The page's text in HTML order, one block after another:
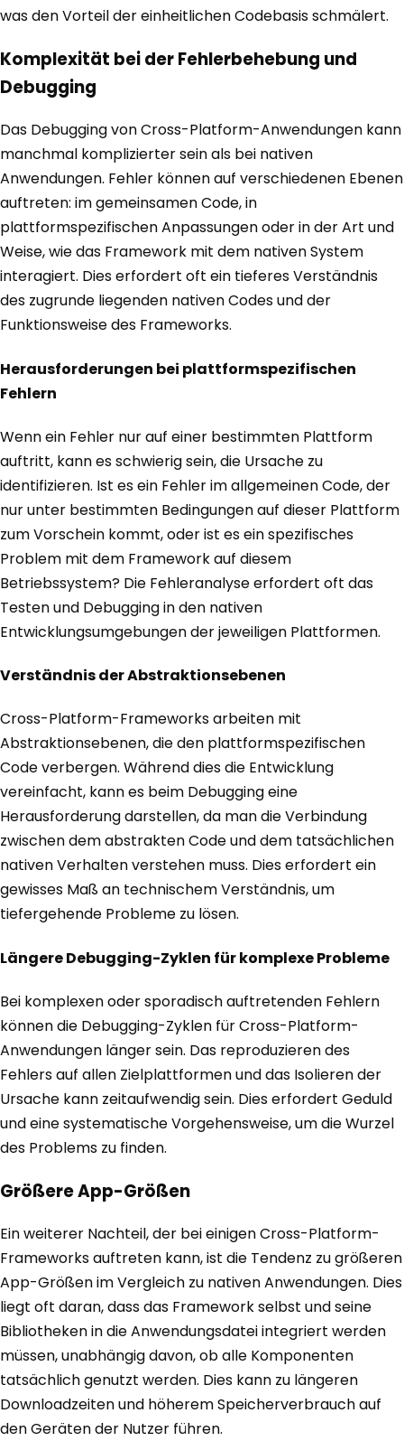
was den Vorteil der einheitlichen Codebasis schmälert.
Komplexität bei der Fehlerbehebung und
Debugging
Das Debugging von Cross-Platform-Anwendungen kann
manchmal komplizierter sein als bei nativen
Anwendungen. Fehler können auf verschiedenen Ebenen
auftreten: im gemeinsamen Code, in
plattformspezifischen Anpassungen oder in der Art und
Weise, wie das Framework mit dem nativen System
interagiert. Dies erfordert oft ein tieferes Verständnis
des zugrunde liegenden nativen Codes und der
Funktionsweise des Frameworks.
Herausforderungen bei plattformspezifischen
Fehlern
Wenn ein Fehler nur auf einer bestimmten Plattform
auftritt, kann es schwierig sein, die Ursache zu
identifizieren. Ist es ein Fehler im allgemeinen Code, der
nur unter bestimmten Bedingungen auf dieser Plattform
zum Vorschein kommt, oder ist es ein spezifisches
Problem mit dem Framework auf diesem
Betriebssystem? Die Fehleranalyse erfordert oft das
Testen und Debugging in den nativen
Entwicklungsumgebungen der jeweiligen Plattformen.
Verständnis der Abstraktionsebenen
Cross-Platform-Frameworks arbeiten mit
Abstraktionsebenen, die den plattformspezifischen
Code verbergen. Während dies die Entwicklung
vereinfacht, kann es beim Debugging eine
Herausforderung darstellen, da man die Verbindung
zwischen dem abstrakten Code und dem tatsächlichen
nativen Verhalten verstehen muss. Dies erfordert ein
gewisses Maß an technischem Verständnis, um
tiefergehende Probleme zu lösen.
Längere Debugging-Zyklen für komplexe Probleme
Bei komplexen oder sporadisch auftretenden Fehlern
können die Debugging-Zyklen für Cross-Platform-
Anwendungen länger sein. Das reproduzieren des
Fehlers auf allen Zielplattformen und das Isolieren der
Ursache kann zeitaufwendig sein. Dies erfordert Geduld
und eine systematische Vorgehensweise, um die Wurzel
des Problems zu finden.
Größere App-Größen
Ein weiterer Nachteil, der bei einigen Cross-Platform-
Frameworks auftreten kann, ist die Tendenz zu größeren
App-Größen im Vergleich zu nativen Anwendungen. Dies
liegt oft daran, dass das Framework selbst und seine
Bibliotheken in die Anwendungsdatei integriert werden
müssen, unabhängig davon, ob alle Komponenten
tatsächlich genutzt werden. Dies kann zu längeren
Downloadzeiten und höherem Speicherverbrauch auf
den Geräten der Nutzer führen.